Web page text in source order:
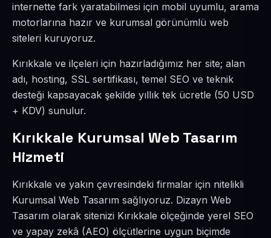
internette fark yaratabilmesi için mobil uyumlu, arama
motorlarına hazır ve kurumsal görünümlü web
siteleri kuruyoruz.
Kırıkkale ve ilçeleri için hazırladığımız her site; alan
adı, hosting, SSL sertifikası, temel SEO ve teknik
desteği kapsayacak şekilde yıllık tek ücretle (50 USD
+ KDV) sunulur.
Kırıkkale Kurumsal Web Tasarım
Hizmeti
Kırıkkale ve yakın çevresindeki firmalar için nitelikli
Kurumsal Web Tasarım sağlıyoruz. Dizayn Web
Tasarım olarak sitenizi Kırıkkale ölçeğinde yerel SEO
ve yapay zekâ (AEO) ölçütlerine uygun biçimde